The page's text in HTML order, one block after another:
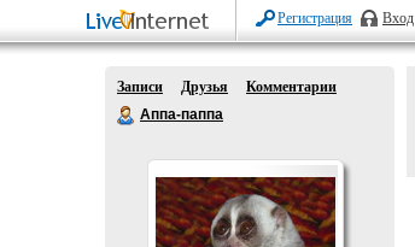
Регистрация Вход
Записи Друзья
Комментарии
Аппа-паппа